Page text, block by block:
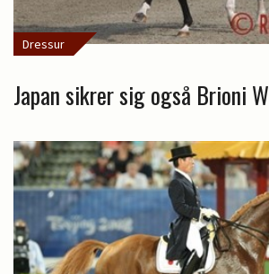
Dressur
Japan sikrer sig også Brioni W